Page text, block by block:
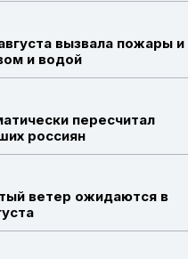
вызвала пожары и
и водой
пересчитал
россиян
ветер ожидаются в